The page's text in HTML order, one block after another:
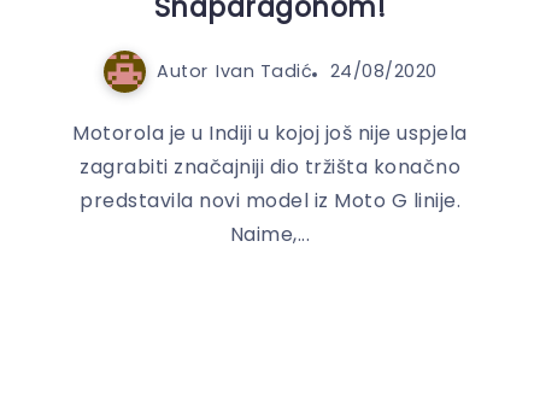
Autor Ivan Tadić 24/08/2020
Motorola je u Indiji u kojoj još nije uspjela
zagrabiti značajniji dio tržišta konačno
predstavila novi model iz Moto G linije.
Naime,...